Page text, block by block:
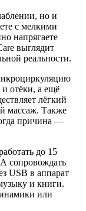
но и
с мелкими
напрягаете
выглядит
реальности.
отёки, а ещё
лёгкий
массаж. Также
причина —
до 15
сопровождать
USB в аппарат
и книги.
или